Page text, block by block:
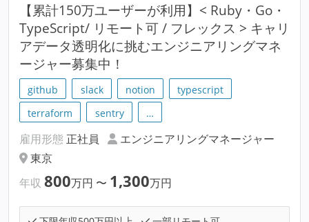
【累計150万ユーザーが利用】< Ruby・Go・
TypeScript/ リモート可 / フレックス > キャリ
アデータ透明化に挑むエンジニアリングマネ
ージャー募集中！
github slack notion
typescript
terraform
sentry …
雇用形態 正社員
エンジニアリングマネージャー
東京
年収 800万円 〜 1,300万円